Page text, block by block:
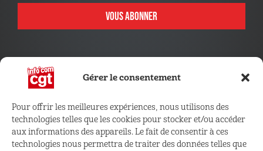
Gérer le consentement
Pour offrir les meilleures expériences, nous utilisons des
technologies telles que les cookies pour stocker et/ou accéder
aux informations des appareils. Le fait de consentir à ces
technologies nous permettra de traiter des données telles que
VOUS ABONNER
CONNECTEZ VOUS !